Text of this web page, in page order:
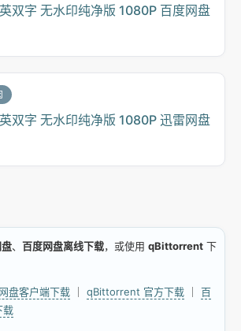
双字 无水印纯净版 1080P 百度网盘
双字 无水印纯净版 1080P 迅雷网盘
、 百度网盘离线下载，或使用 qBittorrent 下
盘客户端下载 qBittorrent 官方下载
百
载